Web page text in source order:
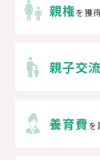
親権を獲
親子交
養育費を